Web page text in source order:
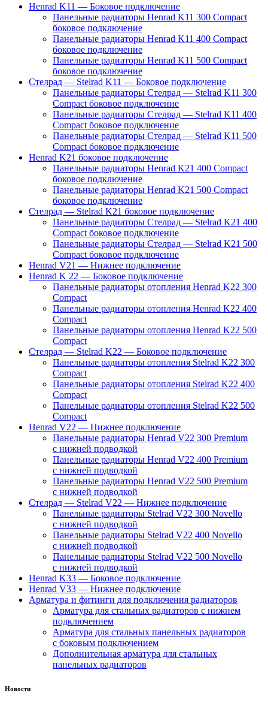
Henrad K11 — Боковое подключение
Панельные радиаторы Henrad K11 300 Compact
боковое подключение
Панельные радиаторы Henrad K11 400 Compact
боковое подключение
Панельные радиаторы Henrad K11 500 Compact
боковое подключение
Стелрад — Stelrad K11 — Боковое подключение
Панельные радиаторы Стелрад — Stelrad K11 300
Compact боковое подключение
Панельные радиаторы Стелрад — Stelrad K11 400
Compact боковое подключение
Панельные радиаторы Стелрад — Stelrad K11 500
Compact боковое подключение
Henrad K21 боковое подключение
Панельные радиаторы Henrad K21 400 Compact
боковое подключение
Панельные радиаторы Henrad K21 500 Compact
боковое подключение
Стелрад — Stelrad K21 боковое подключение
Панельные радиаторы Стелрад — Stelrad K21 400
Compact боковое подключение
Панельные радиаторы Стелрад — Stelrad K21 500
Compact боковое подключение
Henrad V21 — Нижнее подключение
Henrad K 22 — Боковое подключение
Панельные радиаторы отопления Henrad K22 300
Compact
Панельные радиаторы отопления Henrad K22 400
Compact
Панельные радиаторы отопления Henrad K22 500
Compact
Стелрад — Stelrad K22 — Боковое подключение
Панельные радиаторы отопления Stelrad K22 300
Compact
Панельные радиаторы отопления Stelrad K22 400
Compact
Панельные радиаторы отопления Stelrad K22 500
Compact
Henrad V22 — Нижнее подключение
Панельные радиаторы Henrad V22 300 Premium
с нижней подводкой
Панельные радиаторы Henrad V22 400 Premium
с нижней подводкой
Панельные радиаторы Henrad V22 500 Premium
с нижней подводкой
Стелрад — Stelrad V22 — Нижнее подключение
Панельные радиаторы Stelrad V22 300 Novello
с нижней подводкой
Панельные радиаторы Stelrad V22 400 Novello
с нижней подводкой
Панельные радиаторы Stelrad V22 500 Novello
с нижней подводкой
Henrad K33 — Боковое подключение
Henrad V33 — Нижнее подключение
Арматура и фитинги для подключения радиаторов
Арматура для стальных радиаторов с нижнем
подключением
Арматура для стальных панельных радиаторов
с боковым подключением
Дополнительная арматура для стальных
панельных радиаторов
Новости